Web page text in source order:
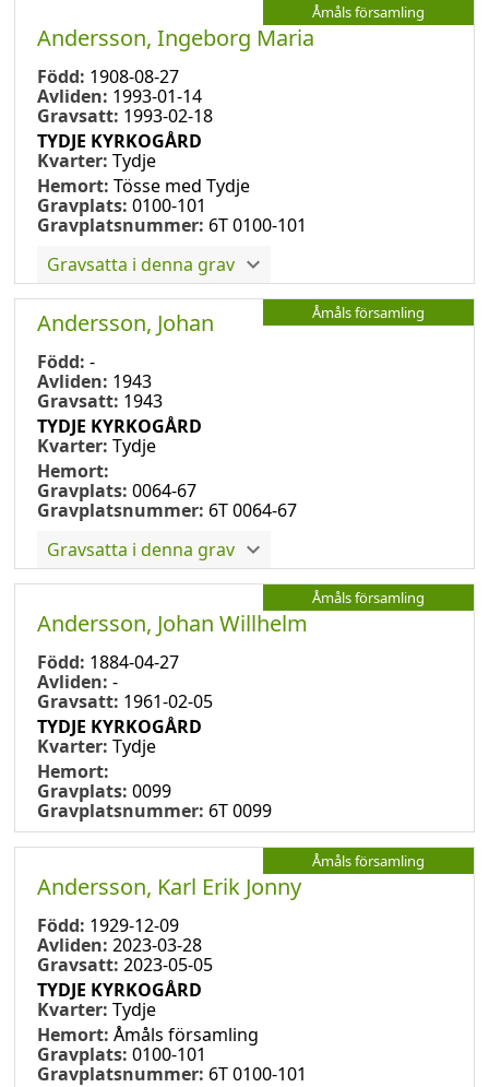
Åmåls församling
Andersson, Ingeborg Maria
Född: 1908-08-27
Avliden: 1993-01-14
Gravsatt: 1993-02-18
TYDJE KYRKOGÅRD
Kvarter: Tydje
Hemort: Tösse med Tydje
Gravplats: 0100-101
Gravplatsnummer: 6T 0100-101
Gravsatta i denna grav
Åmåls församling
Andersson, Johan
Född: -
Avliden: 1943
Gravsatt: 1943
TYDJE KYRKOGÅRD
Kvarter: Tydje
Hemort:
Gravplats: 0064-67
Gravplatsnummer: 6T 0064-67
Gravsatta i denna grav
Åmåls församling
Andersson, Johan Willhelm
Född: 1884-04-27
Avliden: -
Gravsatt: 1961-02-05
TYDJE KYRKOGÅRD
Kvarter: Tydje
Hemort:
Gravplats: 0099
Gravplatsnummer: 6T 0099
Åmåls församling
Andersson, Karl Erik Jonny
Född: 1929-12-09
Avliden: 2023-03-28
Gravsatt: 2023-05-05
TYDJE KYRKOGÅRD
Kvarter: Tydje
Hemort: Åmåls församling
Gravplats: 0100-101
Gravplatsnummer: 6T 0100-101